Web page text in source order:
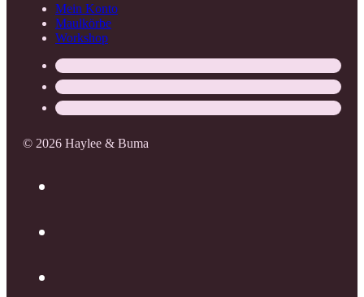
Mein Konto
Maulkörbe
Workshop
© 2026 Haylee & Buma